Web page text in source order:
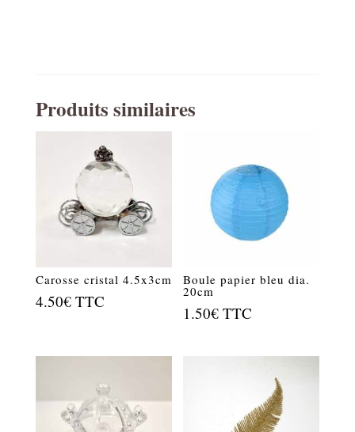
Produits similaires
Carosse cristal 4.5x3cm
4.50€ TTC
Boule papier bleu dia.
20cm
1.50€ TTC